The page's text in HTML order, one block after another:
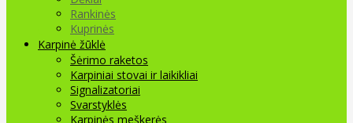
Rankinės
Kuprinės
Karpinė žūklė
Šėrimo raketos
Karpiniai stovai ir laikikliai
Signalizatoriai
Svarstyklės
Karpinės meškerės